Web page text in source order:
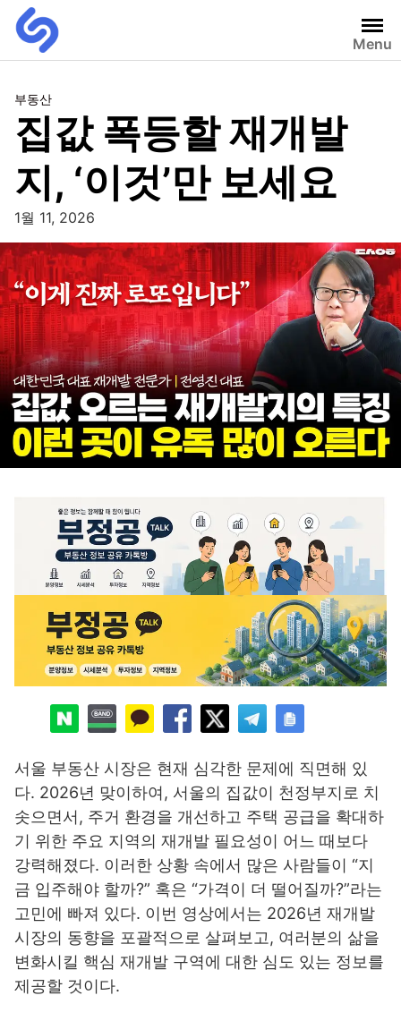
Menu
부동산
집값 폭등할 재개발
지, ‘이것’만 보세요
1월 11, 2026
서울 부동산 시장은 현재 심각한 문제에 직면해 있
다. 2026년 맞이하여, 서울의 집값이 천정부지로 치
솟으면서, 주거 환경을 개선하고 주택 공급을 확대하
기 위한 주요 지역의 재개발 필요성이 어느 때보다
강력해졌다. 이러한 상황 속에서 많은 사람들이 “지
금 입주해야 할까?” 혹은 “가격이 더 떨어질까?”라는
고민에 빠져 있다. 이번 영상에서는 2026년 재개발
시장의 동향을 포괄적으로 살펴보고, 여러분의 삶을
변화시킬 핵심 재개발 구역에 대한 심도 있는 정보를
제공할 것이다.